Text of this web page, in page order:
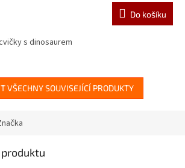
Do košíku
s dinosaurem
VŠECHNY SOUVISEJÍCÍ PRODUKTY